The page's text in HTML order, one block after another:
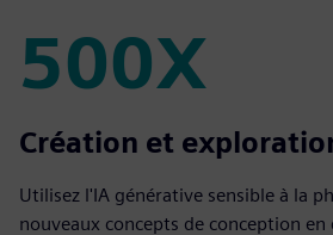
500X
500X
Création et
Utilisez l'IA générative sensible à la
nouveaux concepts de conception en